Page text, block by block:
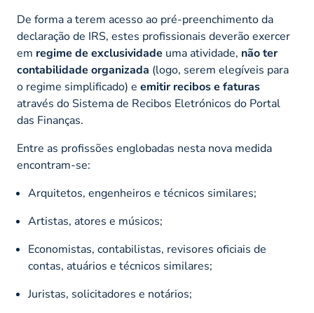
De forma a terem acesso ao pré-preenchimento da
declaração de IRS, estes profissionais deverão exercer
em regime de exclusividade uma atividade, não ter
contabilidade organizada (logo, serem elegíveis para
o regime simplificado) e emitir recibos e faturas
através do Sistema de Recibos Eletrónicos do Portal
das Finanças.
Entre as profissões englobadas nesta nova medida
encontram-se:
Arquitetos, engenheiros e técnicos similares;
Artistas, atores e músicos;
Economistas, contabilistas, revisores oficiais de
contas, atuários e técnicos similares;
Juristas, solicitadores e notários;